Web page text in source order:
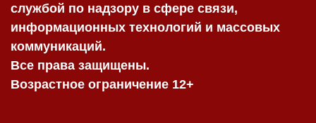
службой по надзору в сфере связи,
информационных технологий и массовых
коммуникаций.
Все права защищены.
Возрастное ограничение 12+